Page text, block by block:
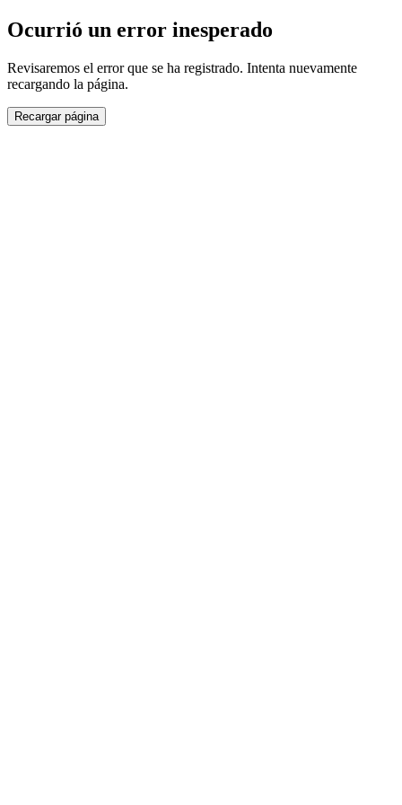
Ocurrió un error inesperado
Revisaremos el error que se ha registrado. Intenta nuevamente
recargando la página.
Recargar página